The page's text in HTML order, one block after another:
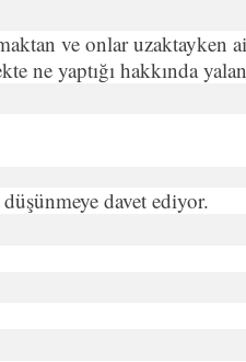
ve onlar uzaktayken
ne yaptığı hakkında
davet ediyor.